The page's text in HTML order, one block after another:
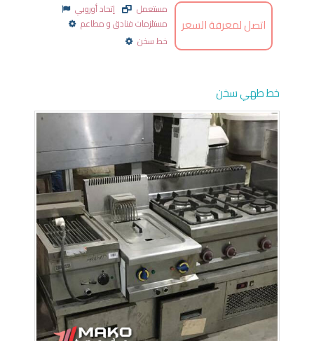
اتصل لمعرفة السعر
مستعمل
إتحاد أوروبي
مستلزمات فنادق و مطاعم
خط سخن
خط طهي سخن